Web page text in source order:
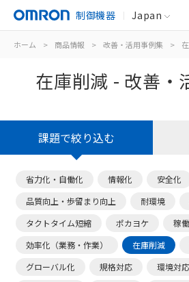
制御機器 Japan
ホーム > 商品情報 > 改善・活用事例集 >
在庫削減 - 改善・
課題で絞り込む
省力化・自働化 情報化
安全化
品質向上・歩留まり向上
耐環境
タクトタイム短縮
ポカヨケ
稼
効率化（業務・作業）
在庫削減
グローバル化
規格対応 環境対応